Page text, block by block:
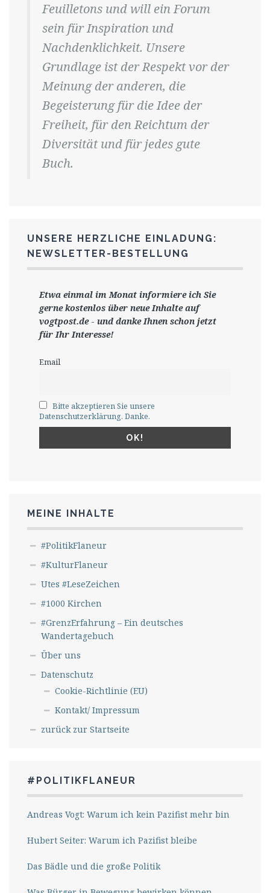
Feuilletons und will ein Forum
sein für Inspiration und
Nachdenklichkeit. Unsere
Grundlage ist der Respekt vor der
Meinung der anderen, die
Begeisterung für die Idee der
Freiheit, für den Reichtum der
Diversität und für jedes gute
Buch.
UNSERE HERZLICHE EINLADUNG:
NEWSLETTER-BESTELLUNG
Etwa einmal im Monat informiere ich Sie
gernekostenlos über neue Inhalte auf
vogtpost.de- und danke Ihnen schon jetzt
für Ihr Interesse!
Email
Bitte akzeptieren Sie unsere
Datenschutzerklärung. Danke.
MEINE INHALTE
#PolitikFlaneur
#KulturFlaneur
Utes #LeseZeichen
#1000 Kirchen
#GrenzErfahrung – Ein deutsches
Wandertagebuch
Über uns
Datenschutz
Cookie-Richtlinie (EU)
Kontakt/ Impressum
zurück zur Startseite
#POLITIKFLANEUR
Andreas Vogt: Warum ich kein Pazifist mehr bin
Hubert Seiter: Warum ich Pazifist bleibe
Das Bädle und die große Politik